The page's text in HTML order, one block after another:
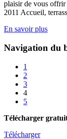
plaisir de vous
2011 Accueil,
En savoir plus
Navigation du
1
2
3
4
5
Télécharger
Télécharger